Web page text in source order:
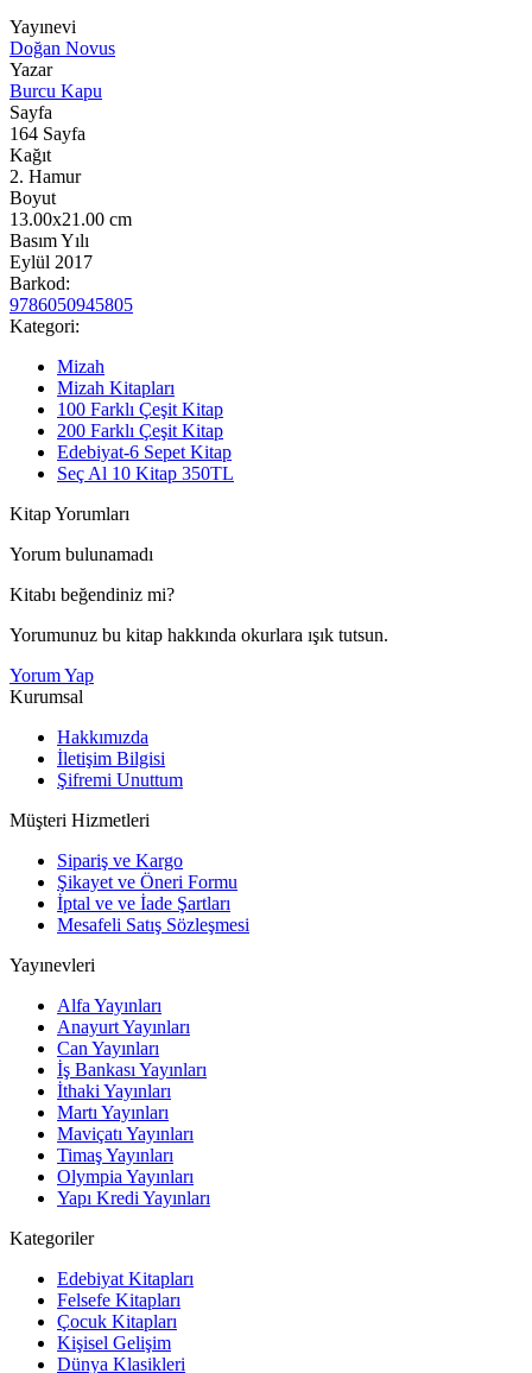
Yayınevi
Doğan Novus
Yazar
Burcu Kapu
Sayfa
164 Sayfa
Kağıt
2. Hamur
Boyut
13.00x21.00 cm
Basım Yılı
Eylül 2017
Barkod:
9786050945805
Kategori:
Mizah
Mizah Kitapları
100 Farklı Çeşit Kitap
200 Farklı Çeşit Kitap
Edebiyat-6 Sepet Kitap
Seç Al 10 Kitap 350TL
Kitap Yorumları
Yorum bulunamadı
Kitabı beğendiniz mi?
Yorumunuz bu kitap hakkında okurlara ışık tutsun.
Yorum Yap
Kurumsal
Hakkımızda
İletişim Bilgisi
Şifremi Unuttum
Müşteri Hizmetleri
Sipariş ve Kargo
Şikayet ve Öneri Formu
İptal ve ve İade Şartları
Mesafeli Satış Sözleşmesi
Yayınevleri
Alfa Yayınları
Anayurt Yayınları
Can Yayınları
İş Bankası Yayınları
İthaki Yayınları
Martı Yayınları
Maviçatı Yayınları
Timaş Yayınları
Olympia Yayınları
Yapı Kredi Yayınları
Kategoriler
Edebiyat Kitapları
Felsefe Kitapları
Çocuk Kitapları
Kişisel Gelişim
Dünya Klasikleri